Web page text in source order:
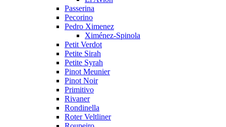
Passerina
Pecorino
Pedro Ximenez
Ximénez-Spinola
Petit Verdot
Petite Sirah
Petite Syrah
Pinot Meunier
Pinot Noir
Primitivo
Rivaner
Rondinella
Roter Veltliner